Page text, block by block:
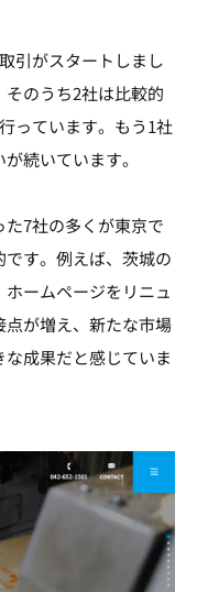
引がスタートしまし
のうち2社は比較的
っています。もう1社
続いています。
7社の多くが東京で
す。例えば、茨城の
ームページをリニュ
が増え、新たな市場
成果だと感じていま